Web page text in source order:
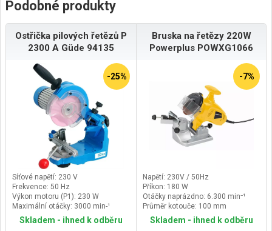
Podobné produkty
Ostřička pilových řetězů P
2300 A Güde 94135
-25%
Síťové napětí: 230 V
Frekvence: 50 Hz
Výkon motoru (P1): 230 W
Maximální otáčky: 3000 min-¹
Skladem - ihned k odběru
Bruska na řetězy 220W
Powerplus POWXG1066
-7%
Napětí: 230V / 50Hz
Příkon: 180 W
Otáčky naprázdno: 6.300 min⁻¹
Průměr kotouče: 100 mm
Skladem - ihned k odběru